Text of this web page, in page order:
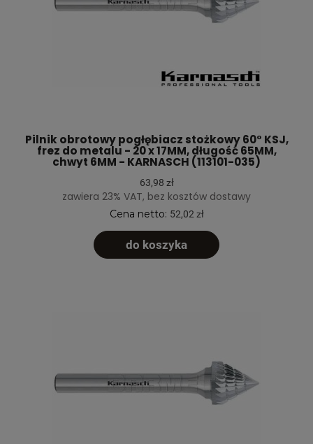
Pilnik obrotowy pogłębiacz stożkowy 60° KSJ,
frez do metalu - 20 x 17MM, długość 65MM,
chwyt 6MM - KARNASCH (113101-035)
63,98 zł
zawiera 23% VAT, bez kosztów dostawy
Cena netto: 52,02 zł
do koszyka